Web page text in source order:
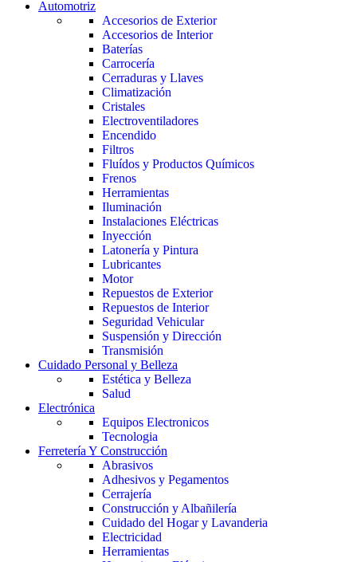
Automotriz
Accesorios de Exterior
Accesorios de Interior
Baterías
Carrocería
Cerraduras y Llaves
Climatización
Cristales
Electroventiladores
Encendido
Filtros
Fluídos y Productos Químicos
Frenos
Herramientas
Iluminación
Instalaciones Eléctricas
Inyección
Latonería y Pintura
Lubricantes
Motor
Repuestos de Exterior
Repuestos de Interior
Seguridad Vehicular
Suspensión y Dirección
Transmisión
Cuidado Personal y Belleza
Estética y Belleza
Salud
Electrónica
Equipos Electronicos
Tecnologia
Ferretería Y Construcción
Abrasivos
Adhesivos y Pegamentos
Cerrajería
Construcción y Albañilería
Cuidado del Hogar y Lavanderia
Electricidad
Herramientas